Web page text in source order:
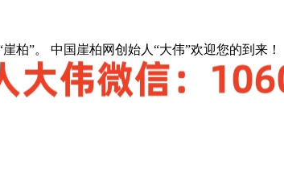
柏”。 中国崖柏网创始人“大伟”欢迎您的到来！